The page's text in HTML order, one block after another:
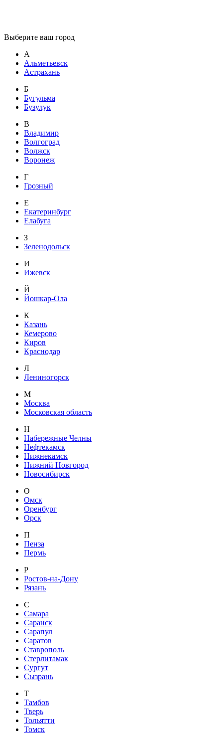
Выберите ваш город
А
Альметьевск
Астрахань
Б
Бугульма
Бузулук
В
Владимир
Волгоград
Волжск
Воронеж
Г
Грозный
Е
Екатеринбург
Елабуга
З
Зеленодольск
И
Ижевск
Й
Йошкар-Ола
К
Казань
Кемерово
Киров
Краснодар
Л
Лениногорск
М
Москва
Московская область
Н
Набережные Челны
Нефтекамск
Нижнекамск
Нижний Новгород
Новосибирск
О
Омск
Оренбург
Орск
П
Пенза
Пермь
Р
Ростов-на-Дону
Рязань
С
Самара
Саранск
Сарапул
Саратов
Ставрополь
Стерлитамак
Сургут
Сызрань
Т
Тамбов
Тверь
Тольятти
Томск